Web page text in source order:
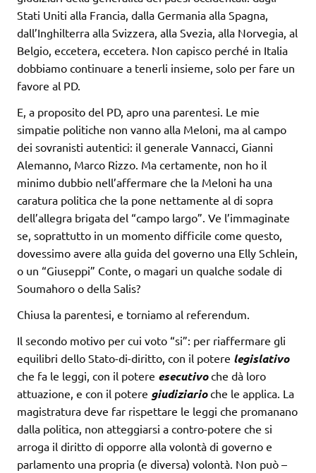
Stati Uniti alla Francia, dalla Germania alla Spagna,
dall’Inghilterra alla Svizzera, alla Svezia, alla Norvegia, al
Belgio, eccetera, eccetera. Non capisco perché in Italia
dobbiamo continuare a tenerli insieme, solo per fare un
favore al PD.
E, a proposito del PD, apro una parentesi. Le mie
simpatie politiche non vanno alla Meloni, ma al campo
dei sovranisti autentici: il generale Vannacci, Gianni
Alemanno, Marco Rizzo. Ma certamente, non ho il
minimo dubbio nell’affermare che la Meloni ha una
caratura politica che la pone nettamente al di sopra
dell’allegra brigata del “campo largo”. Ve l’immaginate
se, soprattutto in un momento difficile come questo,
dovessimo avere alla guida del governo una Elly Schlein,
o un “Giuseppi” Conte, o magari un qualche sodale di
Soumahoro o della Salis?
Chiusa la parentesi, e torniamo al referendum.
Il secondo motivo per cui voto “si”: per riaffermare gli
equilibri dello Stato-di-diritto, con il potere legislativo
che fa le leggi, con il potere esecutivoche dà loro
attuazione, e con il potere giudiziarioche le applica. La
magistratura deve far rispettare le leggi che promanano
dalla politica, non atteggiarsi a contro-potere che si
arroga il diritto di opporre alla volontà di governo e
parlamento una propria (e diversa) volontà. Non può –